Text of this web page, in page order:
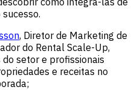
, Diretor de Marketing de
do Rental Scale-Up,
setor e profissionais
e receitas no